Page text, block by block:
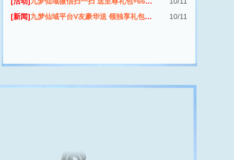
[新闻]九梦仙域平台V友豪华送 领独享礼包赢新区 10/11